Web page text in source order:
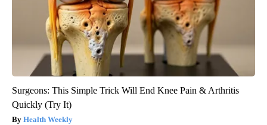
Surgeons: This Simple Trick Will End Knee Pain & Arthritis
Quickly (Try It)
Health Weekly